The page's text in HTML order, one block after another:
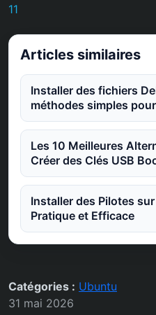
11
Articles similaires
Installer des fichiers
méthodes simples
Les 10 Meilleures
Créer des Clés USB
Installer des Pilotes
Pratique et Efficace
Catégories : Ubuntu
31 mai 2026